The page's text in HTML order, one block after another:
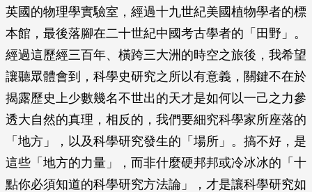
英國的物理學實驗室，經過十九世紀美國植物學者的標
本館，最後落腳在二十世紀中國考古學者的「田野」。
經過這歷經三百年、橫跨三大洲的時空之旅後，我希望
讓聽眾體會到，科學史研究之所以有意義，關鍵不在於
揭露歷史上少數幾名不世出的天才是如何以一己之力參
透大自然的真理，相反的，我們要細究科學家所座落的
「地方」，以及科學研究發生的「場所」。搞不好，是
這些「地方的力量」，而非什麼硬邦邦或冷冰冰的「十
點你必須知道的科學研究方法論」，才是讓科學研究如